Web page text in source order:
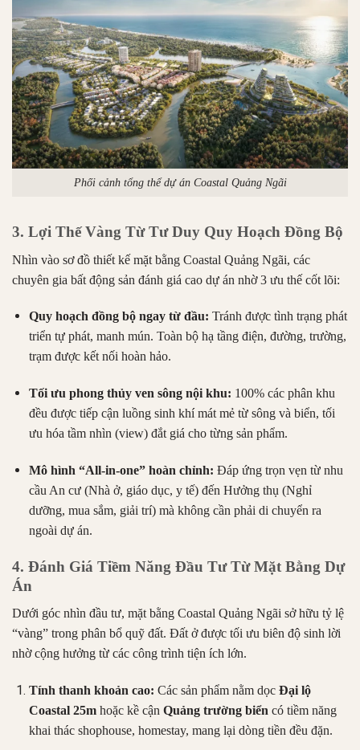
Phối cảnh tổng thể dự án Coastal Quảng Ngãi
3. Lợi Thế Vàng Từ Tư Duy Quy Hoạch Đồng Bộ
Nhìn vào sơ đồ thiết kế mặt bằng Coastal Quảng Ngãi, các
chuyên gia bất động sản đánh giá cao dự án nhờ 3 ưu thế cốt lõi:
Quy hoạch đồng bộ ngay từ đầu: Tránh được tình trạng phát
triển tự phát, manh mún. Toàn bộ hạ tầng điện, đường, trường,
trạm được kết nối hoàn hảo.
Tối ưu phong thủy ven sông nội khu: 100% các phân khu
đều được tiếp cận luồng sinh khí mát mẻ từ sông và biển, tối
ưu hóa tầm nhìn (view) đắt giá cho từng sản phẩm.
Mô hình “All-in-one” hoàn chỉnh: Đáp ứng trọn vẹn từ nhu
cầu An cư (Nhà ở, giáo dục, y tế) đến Hưởng thụ (Nghỉ
dưỡng, mua sắm, giải trí) mà không cần phải di chuyển ra
ngoài dự án.
4. Đánh Giá Tiềm Năng Đầu Tư Từ Mặt Bằng Dự
Án
Dưới góc nhìn đầu tư, mặt bằng Coastal Quảng Ngãi sở hữu tỷ lệ
“vàng” trong phân bổ quỹ đất. Đất ở được tối ưu biên độ sinh lời
nhờ cộng hưởng từ các công trình tiện ích lớn.
Tính thanh khoản cao: Các sản phẩm nằm dọc Đại lộ
Coastal 25mhoặc kề cận Quảng trường biển có tiềm năng
khai thác shophouse, homestay, mang lại dòng tiền đều đặn.